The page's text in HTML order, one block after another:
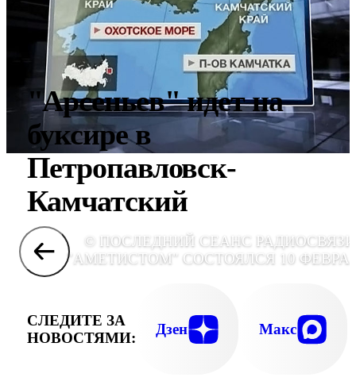
"Арсеньев" идет на
буксире в
Петропавловск-
Камчатский
© ПОСЛЕДНИЙ СЕАНС
"АМЕТИСТОМ" СОСТОЯЛСЯ 10
СЛЕДИТЕ ЗА
НОВОСТЯМИ:
Дзен Макс